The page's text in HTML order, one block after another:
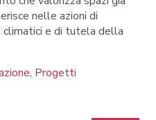
nelle azioni di
e di tutela della
, Progetti